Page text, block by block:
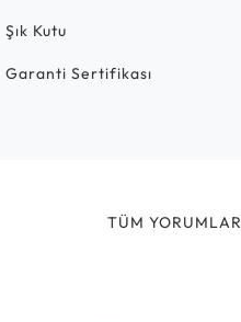
Şık Kutu
Garanti Sertifikası
TÜM YORUMLAR